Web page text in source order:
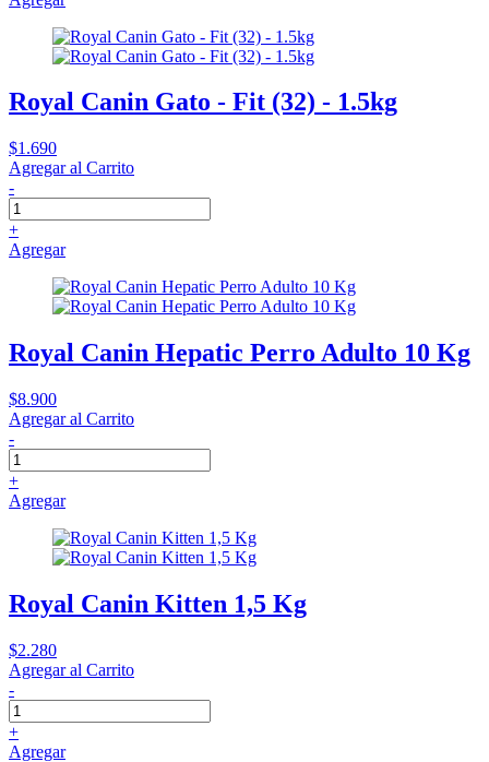
Royal Canin Gato - Fit (32) - 1.5kg
$1.690
Agregar al Carrito
-
+
Agregar
Royal Canin Hepatic Perro Adulto 10 Kg
$8.900
Agregar al Carrito
-
+
Agregar
Royal Canin Kitten 1,5 Kg
$2.280
Agregar al Carrito
-
+
Agregar